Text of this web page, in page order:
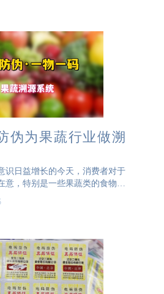
伪为果蔬行业做溯
识日益增长的今天，消费者对于
意，特别是一些果蔬类的食物，
价格上的优势，更注重产品的来
生。这也就使得“果蔬溯源系